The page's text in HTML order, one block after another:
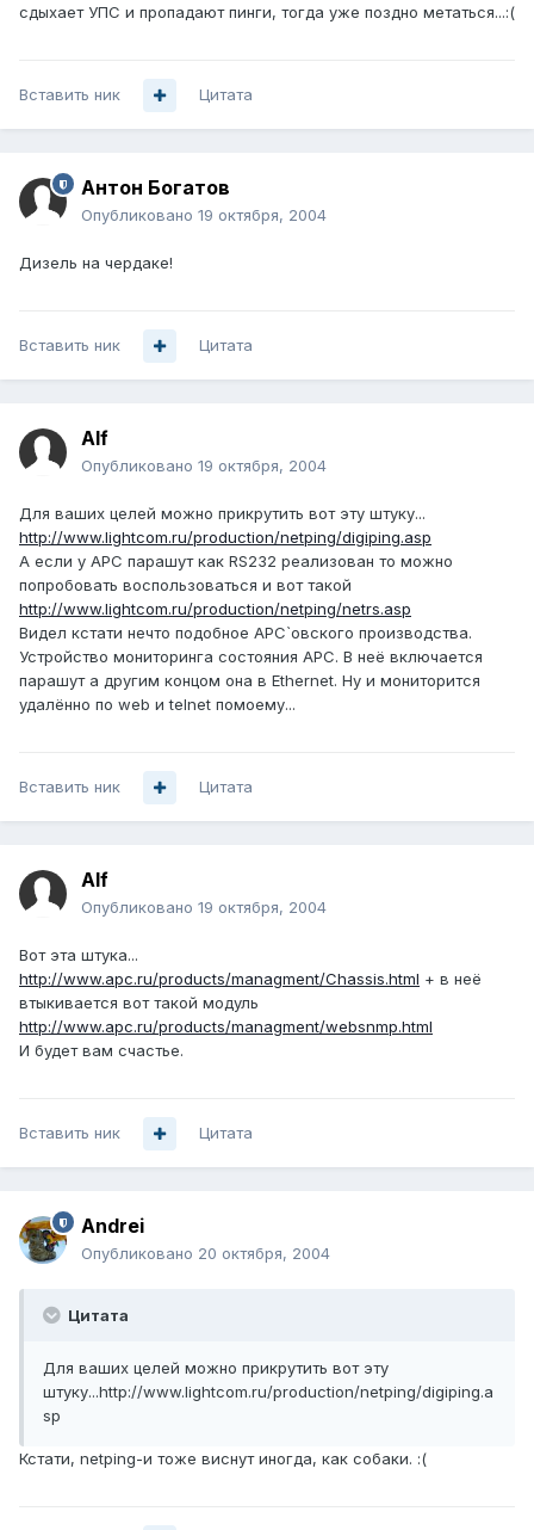
сдыхает УПС и пропадают пинги, тогда уже поздно метаться...:(
Вставить ник Цитата
Антон Богатов
Опубликовано 19 октября, 2004
Дизель на чердаке!
Вставить ник Цитата
Alf
Опубликовано 19 октября, 2004
Для ваших целей можно прикрутить вот эту штуку...
http://www.lightcom.ru/production/netping/digiping.asp
А если у APC парашут как RS232 реализован то можно
попробовать воспользоваться и вот такой
http://www.lightcom.ru/production/netping/netrs.asp
Видел кстати нечто подобное APC`овского производства.
Устройство мониторинга состояния APC. В неё включается
парашут а другим концом она в Ethernet. Ну и мониторится
удалённо по web и telnet помоему...
Вставить ник Цитата
Alf
Опубликовано 19 октября, 2004
Вот эта штука...
http://www.apc.ru/products/managment/Chassis.html + в неё
втыкивается вот такой модуль
http://www.apc.ru/products/managment/websnmp.html
И будет вам счастье.
Вставить ник Цитата
Andrei
Опубликовано 20 октября, 2004
Цитата
Для ваших целей можно прикрутить вот эту
штуку...http://www.lightcom.ru/production/netping/digiping.a
sp
Кстати, netping-и тоже виснут иногда, как собаки. :(